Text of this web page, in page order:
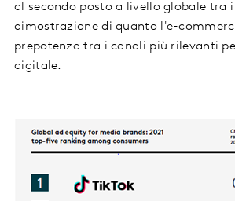
al secondo posto a livello globale tra
dimostrazione di quanto l'e-
prepotenza tra i canali più rilevanti
digitale.